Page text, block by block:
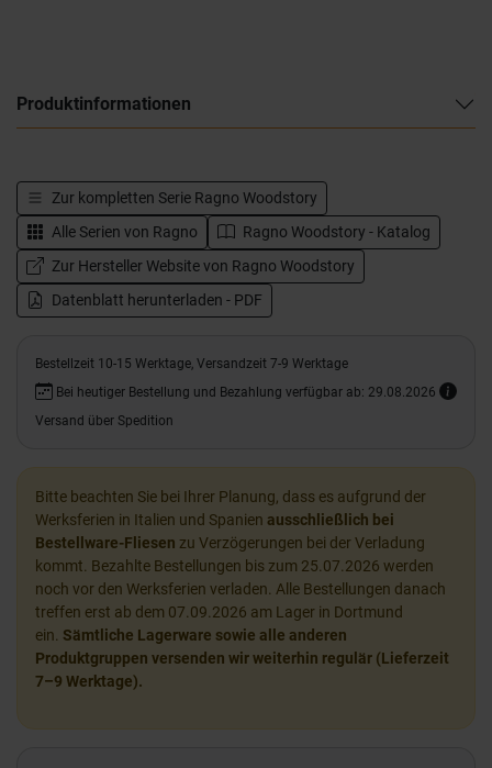
Produktinformationen
Zur kompletten Serie Ragno Woodstory
Alle Serien von Ragno
Ragno Woodstory - Katalog
Zur Hersteller Website von Ragno Woodstory
Datenblatt herunterladen - PDF
Bestellzeit 10-15 Werktage, Versandzeit 7-9 Werktage
Bei heutiger Bestellung und Bezahlung verfügbar ab: 29.08.2026
Versand über Spedition
Bitte beachten Sie bei Ihrer Planung, dass es aufgrund der
Werksferien in Italien und Spanien ausschließlich bei
Bestellware-Fliesen zu Verzögerungen bei der Verladung
kommt. Bezahlte Bestellungen bis zum 25.07.2026 werden
noch vor den Werksferien verladen. Alle Bestellungen danach
treffen erst ab dem 07.09.2026 am Lager in Dortmund
ein. Sämtliche Lagerware sowie alle anderen
Produktgruppen versenden wir weiterhin regulär (Lieferzeit
7–9 Werktage).